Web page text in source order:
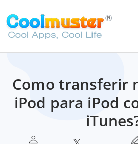
Como transferir
iPod para iPod